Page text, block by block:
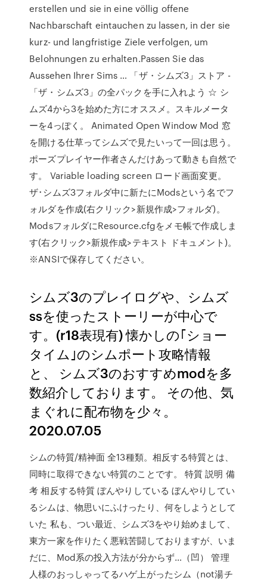
erstellen und sie in eine völlig offene
Nachbarschaft eintauchen zu lassen, in der sie
kurz- und langfristige Ziele verfolgen, um
Belohnungen zu erhalten.Passen Sie das
Aussehen Ihrer Sims … 「ザ・シムズ3」ストア -
「ザ・シムズ3」の全パックを手に入れよう ☆ シ
ムズ4から3を始めた方にオススメ。スキルメータ
ーを4っぽく。 Animated Open Window Mod 窓
を開ける仕草ってシムズで見たいって一回は思う。
ポーズプレイヤー作者さんだけあって動きも自然で
す。 Variable loading screen ロード画面変更。
ザ･シムズ3フォルダ中に新たにModsという名でフ
ォルダを作成(右クリック>新規作成>フォルダ)。
ModsフォルダにResource.cfgをメモ帳で作成しま
す(右クリック>新規作成>テキスト ドキュメント)。
※ANSIで保存してください。
シムズ3のプレイログや、シムズ
ssを使ったストーリーが中心で
す。(r18表現有) 懐かしの｢ショー
タイム｣のシムポート攻略情報
と、 シムズ3のおすすめmodを多
数紹介しております。 その他、気
まぐれに配布物を少々。
2020.07.05
シムの特質/精神面 全13種類。相反する特質とは、
同時に取得できない特質のことです。 特質 説明 備
考 相反する特質 ぼんやりしている ぼんやりしてい
るシムは、物思いにふけったり、何をしようとして
いた 私も、つい最近、シムズ3をやり始めまして、
東方一家を作りたく悪戦苦闘しておりますが、いま
だに、Mod系の投入方法が分からず…（凹） 管理
人様のおっしゃってるハゲ上がったシム（not湯チ